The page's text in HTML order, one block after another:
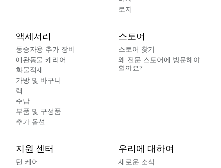
로지
액세서리
동승자용 추가 장비
애완동물 캐리어
화물적재
가방 및 바구니
랙
수납
부품 및 구성품
추가 옵션
스토어
스토어 찾기
왜 전문 스토어에 방문해야
할까요?
지원 센터
턴 케어
우리에 대하여
새로운 소식